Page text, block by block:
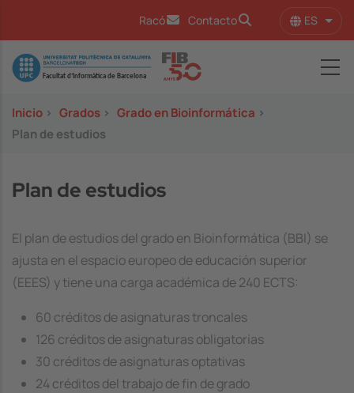
Racó Contacto ES
Image
Inicio > Grados > Grado en Bioinformática >
Plan de estudios
Plan de estudios
El plan de estudios del grado en Bioinformática (BBI) se
ajusta en el espacio europeo de educación superior
(EEES) y tiene una carga académica de 240 ECTS:
60 créditos de asignaturas troncales
126 créditos de asignaturas obligatorias
30 créditos de asignaturas optativas
24 créditos del trabajo de fin de grado